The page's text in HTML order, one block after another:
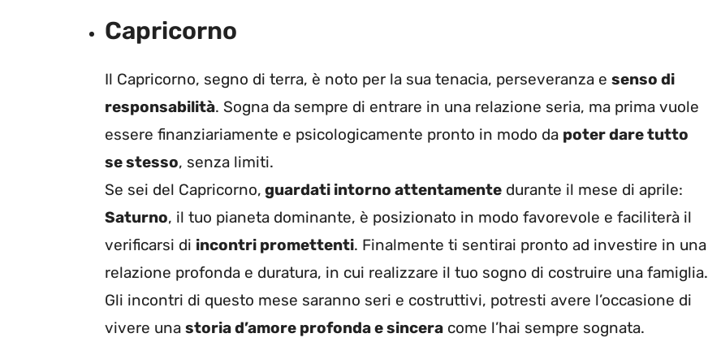
Capricorno
Il Capricorno, segno di terra, è noto per la sua tenacia, perseveranza e senso di
responsabilità. Sogna da sempre di entrare in una relazione seria, ma prima vuole
essere finanziariamente e psicologicamente pronto in modo da poter dare tutto
se stesso, senza limiti.
Se sei del Capricorno, guardati intorno attentamente durante il mese di aprile:
Saturno, il tuo pianeta dominante, è posizionato in modo favorevole e faciliterà il
verificarsi di incontri promettenti. Finalmente ti sentirai pronto ad investire in una
relazione profonda e duratura, in cui realizzare il tuo sogno di costruire una famiglia.
Gli incontri di questo mese saranno seri e costruttivi, potresti avere l’occasione di
vivere una storia d’amore profonda e sincera come l’hai sempre sognata.